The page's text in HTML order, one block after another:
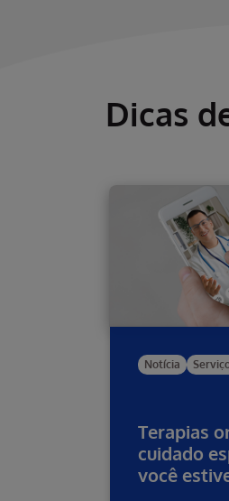
Dicas
Notícia
Terapias
cuidado
você